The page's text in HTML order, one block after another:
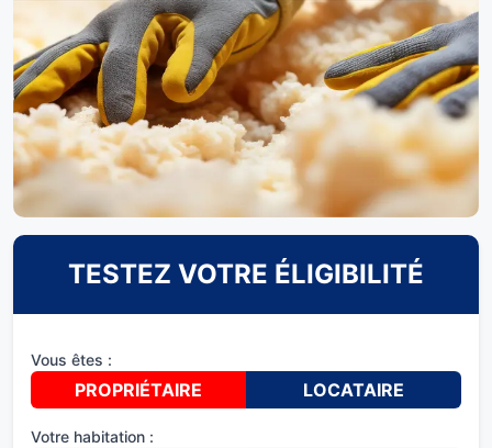
TESTEZ VOTRE ÉLIGIBILITÉ
Vous êtes :
PROPRIÉTAIRE LOCATAIRE
Votre habitation :